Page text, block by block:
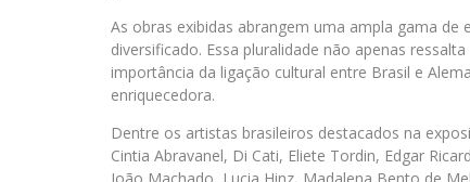
As obras exibidas abrangem uma ampla gama
diversificado. Essa pluralidade não apenas
importância da ligação cultural entre Brasil e
enriquecedora.
Dentre os artistas brasileiros destacados na
Cintia Abravanel, Di Cati, Eliete Tordin, Edgar